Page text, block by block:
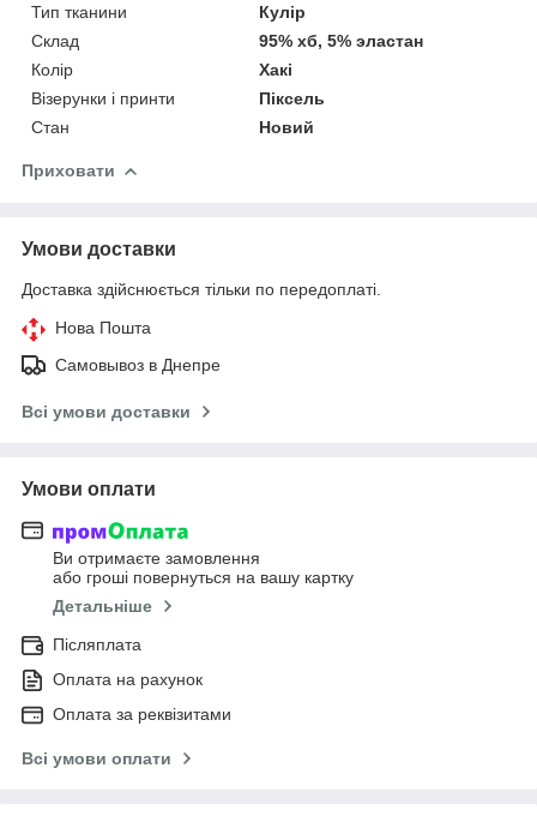
Тип тканини
Кулір
Склад
95% хб, 5% эластан
Колір
Хакі
Візерунки і принти
Піксель
Стан
Новий
Приховати
Умови доставки
Доставка здійснюється тільки по передоплаті.
Нова Пошта
Самовывоз в Днепре
Всі умови доставки
Умови оплати
Ви отримаєте замовлення
або гроші повернуться на вашу картку
Детальніше
Післяплата
Оплата на рахунок
Оплата за реквізитами
Всі умови оплати